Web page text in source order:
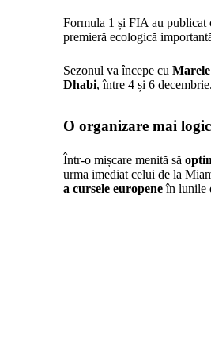
Formula 1 și FIA au publicat
premieră ecologică
Sezonul va începe cu
Dhabi, între 4 și 6
O organizare mai
Într-o mișcare menită să
urma imediat celui de la
a cursele europeneîn lunile